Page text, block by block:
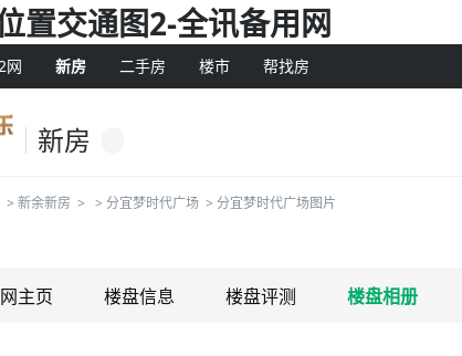
置交通图2-全讯备用网
网 新房 二手房 楼市 帮找房
新房
> 新余新房 > > 分宜梦时代广场 > 分宜梦时代广场图片
主页 楼盘信息 楼盘评测 楼盘相册